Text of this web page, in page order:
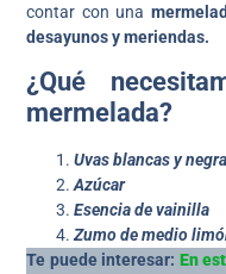
contar con una
desayunos y meriendas.
¿Qué
mermelada?
Uvas blancas y
Azúcar
Esencia de vainilla
Zumo de medio
Te puede interesar: En